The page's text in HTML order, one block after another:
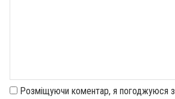
Розміщуючи коментар, я погоджуюся з